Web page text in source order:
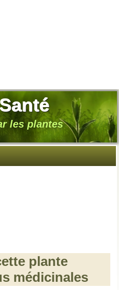
les plantes
plante
médicinales